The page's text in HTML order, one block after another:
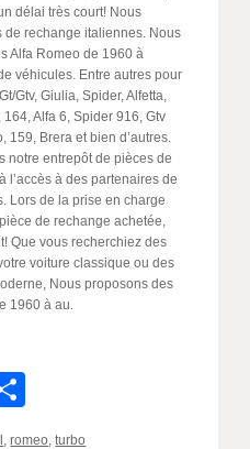
délai très court! Nous
de rechange italiennes. Nous
Alfa Romeo de 1960 à
véhicules. Entre autres pour
Gtv, Giulia, Spider, Alfetta,
Alfa 6, Spider 916, Gtv
159, Brera et bien d’autres.
notre entrepôt de pièces de
l’accès à des partenaires de
Lors de la prise en charge
de rechange achetée,
Que vous recherchiez des
voiture classique ou des
Nous proposons des
1960 à au.
,romeo,turbo